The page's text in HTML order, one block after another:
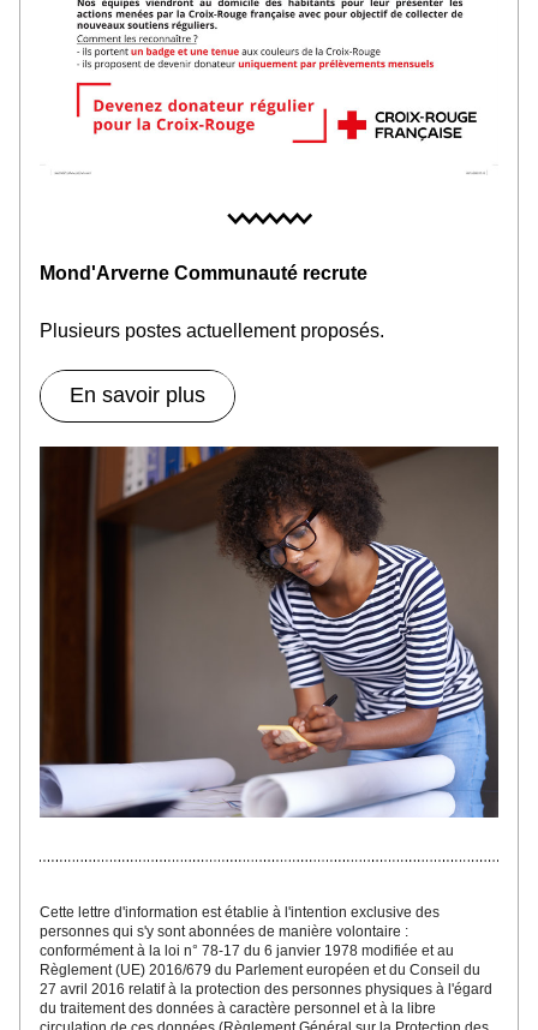
Mond'Arverne Communauté recrute
Plusieurs postes actuellement proposés.
En savoir plus
Cette lettre d'information est établie à l'intention exclusive des
personnes qui s'y sont abonnées de manière volontaire :
conformément à la loi n° 78-17 du 6 janvier 1978 modifiée et au
Règlement (UE) 2016/679 du Parlement européen et du Conseil du
27 avril 2016 relatif à la protection des personnes physiques à l'égard
du traitement des données à caractère personnel et à la libre